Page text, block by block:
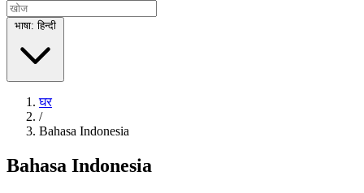
भाषा: हिन्दी
घर
/
Bahasa Indonesia
Bahasa Indonesia